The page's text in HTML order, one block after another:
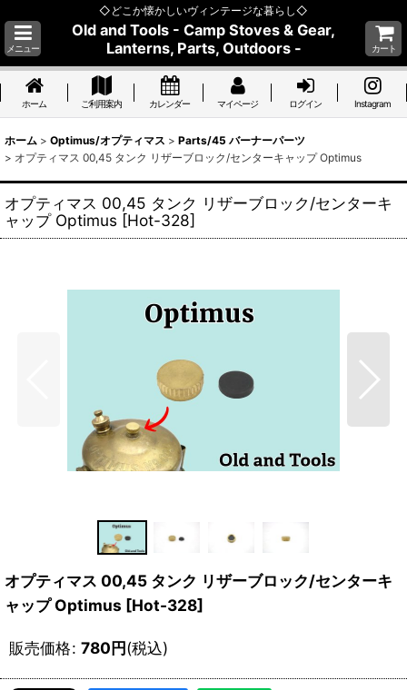
◇どこか懐かしいヴィンテージな暮らし◇
メニュー
Old and Tools - Camp Stoves & Gear,
Lanterns, Parts, Outdoors -
カート
ホーム ご利用案内 カレンダー マイページ ログイン Instagram
ホーム > Optimus/オプティマス > Parts/45 バーナーパーツ
> オプティマス 00,45 タンク リザーブロック/センターキャップ Optimus
オプティマス 00,45 タンク リザーブロック/センターキ
ャップ Optimus [Hot-328]
オプティマス 00,45 タンク リザーブロック/センターキ
ャップ Optimus [Hot-328]
販売価格: 780円(税込)